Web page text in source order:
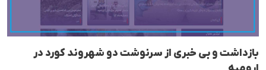
بازداشت و بی خبری از سرنوشت دو شهروند کورد در